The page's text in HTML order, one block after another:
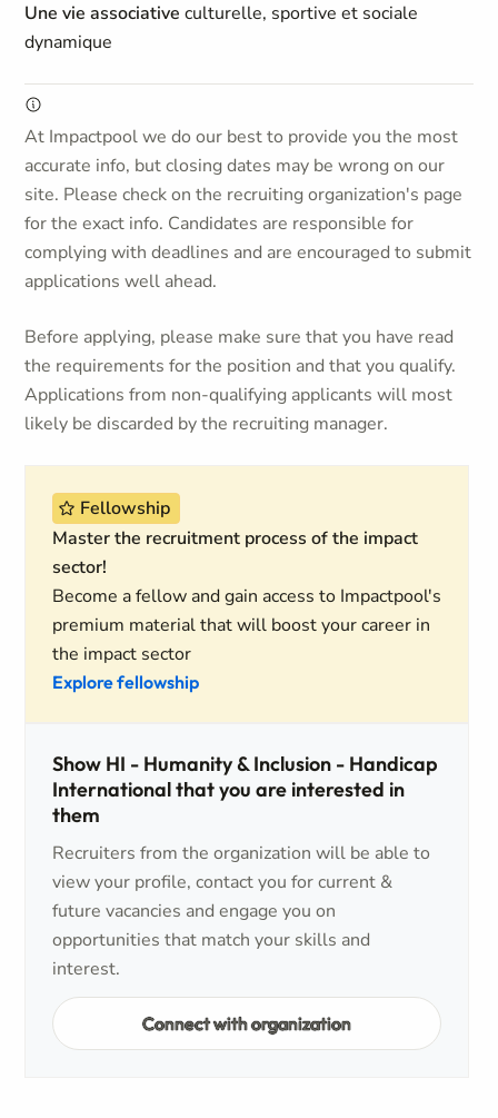
Une vie associative culturelle, sportive et sociale
dynamique
At Impactpool we do our best to provide you the most
accurate info, but closing dates may be wrong on our
site. Please check on the recruiting organization's page
for the exact info. Candidates are responsible for
complying with deadlines and are encouraged to submit
applications well ahead.
Before applying, please make sure that you have read
the requirements for the position and that you qualify.
Applications from non-qualifying applicants will most
likely be discarded by the recruiting manager.
Fellowship
Master the recruitment process of the impact
sector!
Become a fellow and gain access to Impactpool's
premium material that will boost your career in
the impact sector
Explore fellowship
Show HI - Humanity & Inclusion - Handicap
International that you are interested in
them
Recruiters from the organization will be able to
view your profile, contact you for current &
future vacancies and engage you on
opportunities that match your skills and
interest.
Connect with organization